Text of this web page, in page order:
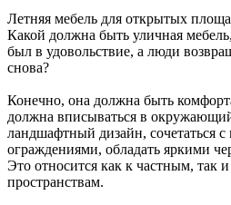
Летняя мебель для открытых
Какой должна быть уличная
был в удовольствие, а люди
снова?
Конечно, она должна быть
должна вписываться в
ландшафтный дизайн, сочетаться
ограждениями, обладать яркими
Это относится как к частным, так
пространствам.